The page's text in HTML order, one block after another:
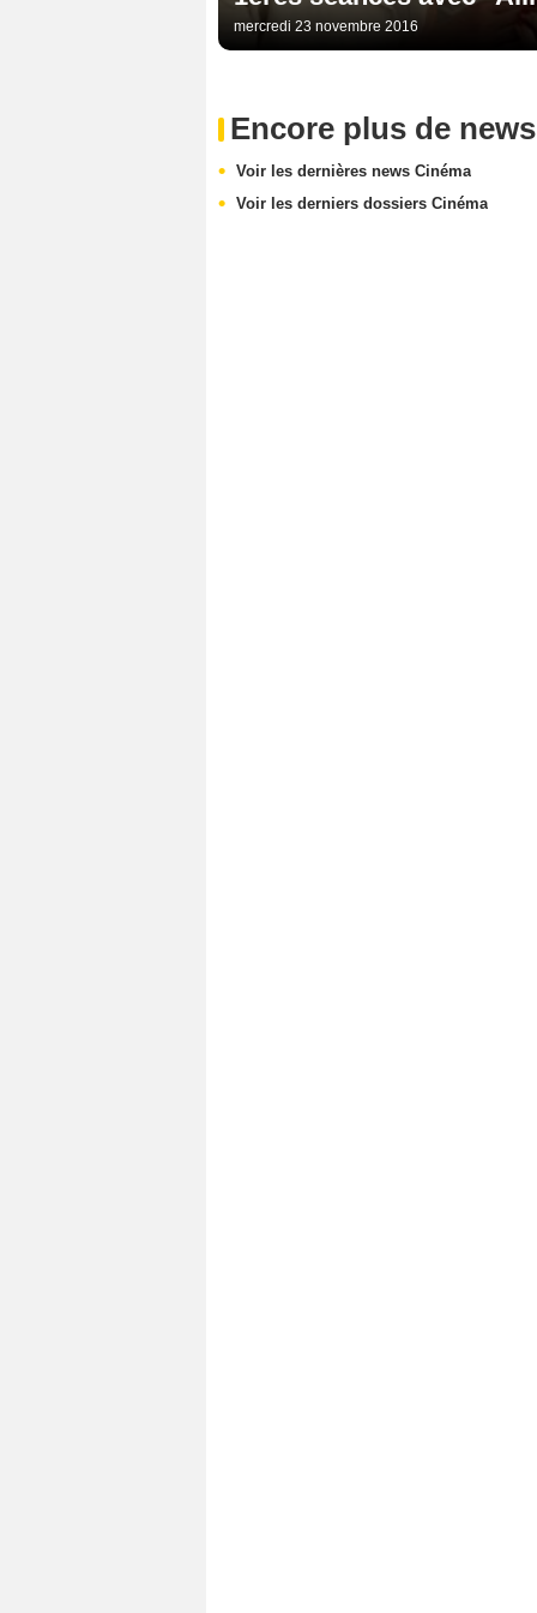
mercredi 23 novembre 2016
Encore plus de
Voir les dernières news Cinéma
Voir les derniers dossiers Cinéma